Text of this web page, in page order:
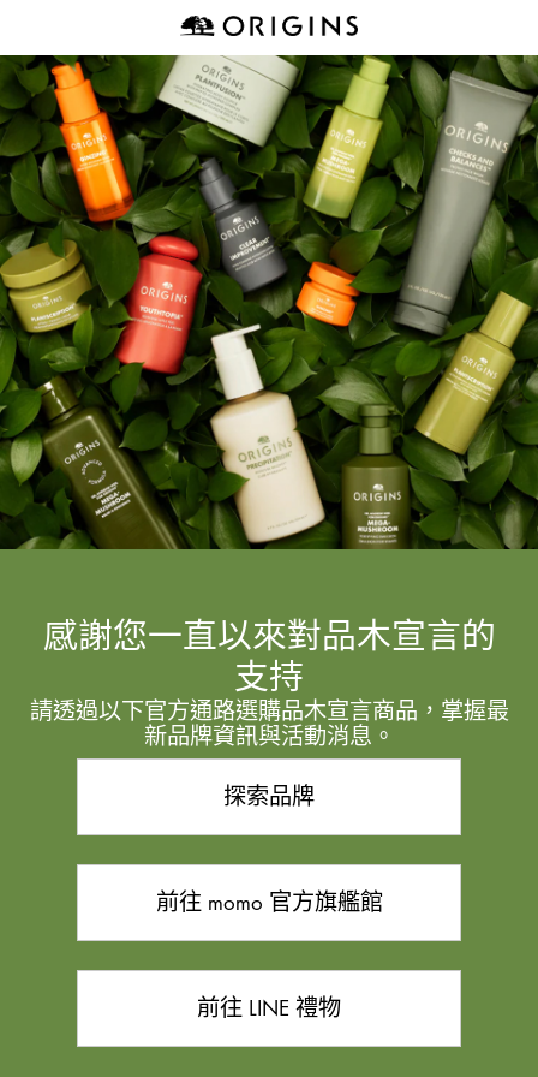
感謝您一直以來對品木宣言的
支持
請透過以下官方通路選購品木宣言商品，掌握最
新品牌資訊與活動消息。
探索品牌
前往 momo 官方旗艦館
前往 LINE 禮物